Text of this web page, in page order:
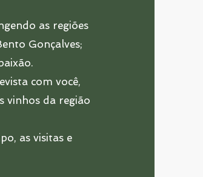
as regiões
Gonçalves;
com você,
vinhos da região
as visitas e